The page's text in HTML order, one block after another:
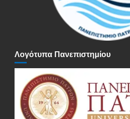
Λογότυπα Πανεπιστημίου